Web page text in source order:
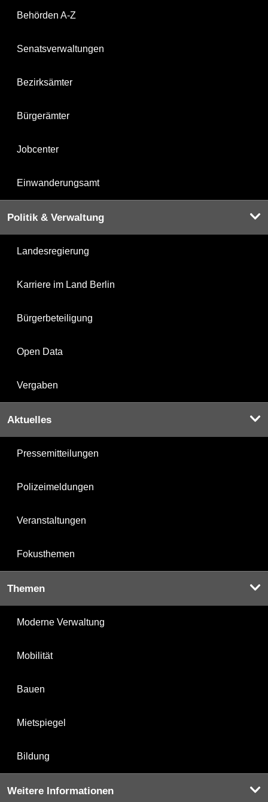
Behörden A-Z
Senatsverwaltungen
Bezirksämter
Bürgerämter
Jobcenter
Einwanderungsamt
Politik & Verwaltung
Landesregierung
Karriere im Land Berlin
Bürgerbeteiligung
Open Data
Vergaben
Aktuelles
Pressemitteilungen
Polizeimeldungen
Veranstaltungen
Fokusthemen
Themen
Moderne Verwaltung
Mobilität
Bauen
Mietspiegel
Bildung
Weitere Informationen